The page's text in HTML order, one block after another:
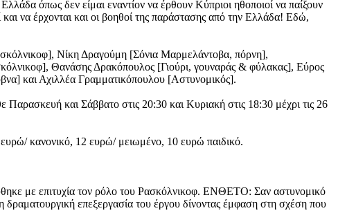
όπως δεν είμαι εναντίον να έρθουν Κύπριοι ηθοποιοί να παίξουν
να έρχονται και οι βοηθοί της παράστασης από την Ελλάδα! Εδώ,
Νίκη Δραγούμη [Σόνια Μαρμελάντοβα, πόρνη],
Θανάσης Δρακόπουλος [Γιούρι, γουναράς & φύλακας], Εύρος
και Αχιλλέα Γραμματικόπουλου [Αστυνομικός].
Παρασκευή και Σάββατο στις 20:30 και Κυριακή στις 18:30 μέχρι τις 26
κανονικό, 12 ευρώ/ μειωμένο, 10 ευρώ παιδικό.
με επιτυχία τον ρόλο του Ρασκόλνικοφ. ΕΝΘΕΤΟ: Σαν αστυνομικό
επεξεργασία του έργου δίνοντας έμφαση στη σχέση που